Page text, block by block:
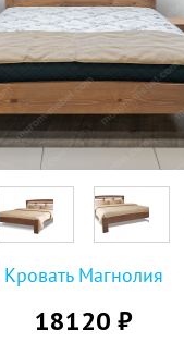
Кровать Магнолия
18120 ₽